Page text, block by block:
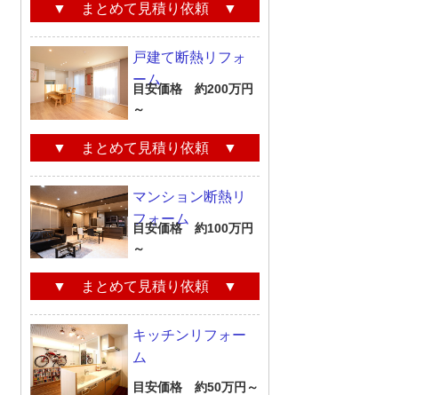
▼ まとめて見積り依頼 ▼
戸建て断熱リフォ
ーム
目安価格 約200万円
～
▼ まとめて見積り依頼 ▼
マンション断熱リ
フォーム
目安価格 約100万円
～
▼ まとめて見積り依頼 ▼
キッチンリフォー
ム
目安価格 約50万円～